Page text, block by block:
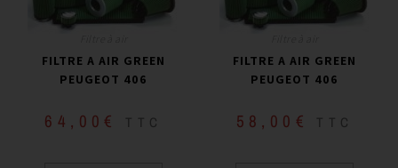
FILTRE A AIR GREEN
PEUGEOT 406
64,00 € TTC
FILTRE A AIR GREEN
PEUGEOT 406
58,00 € TTC